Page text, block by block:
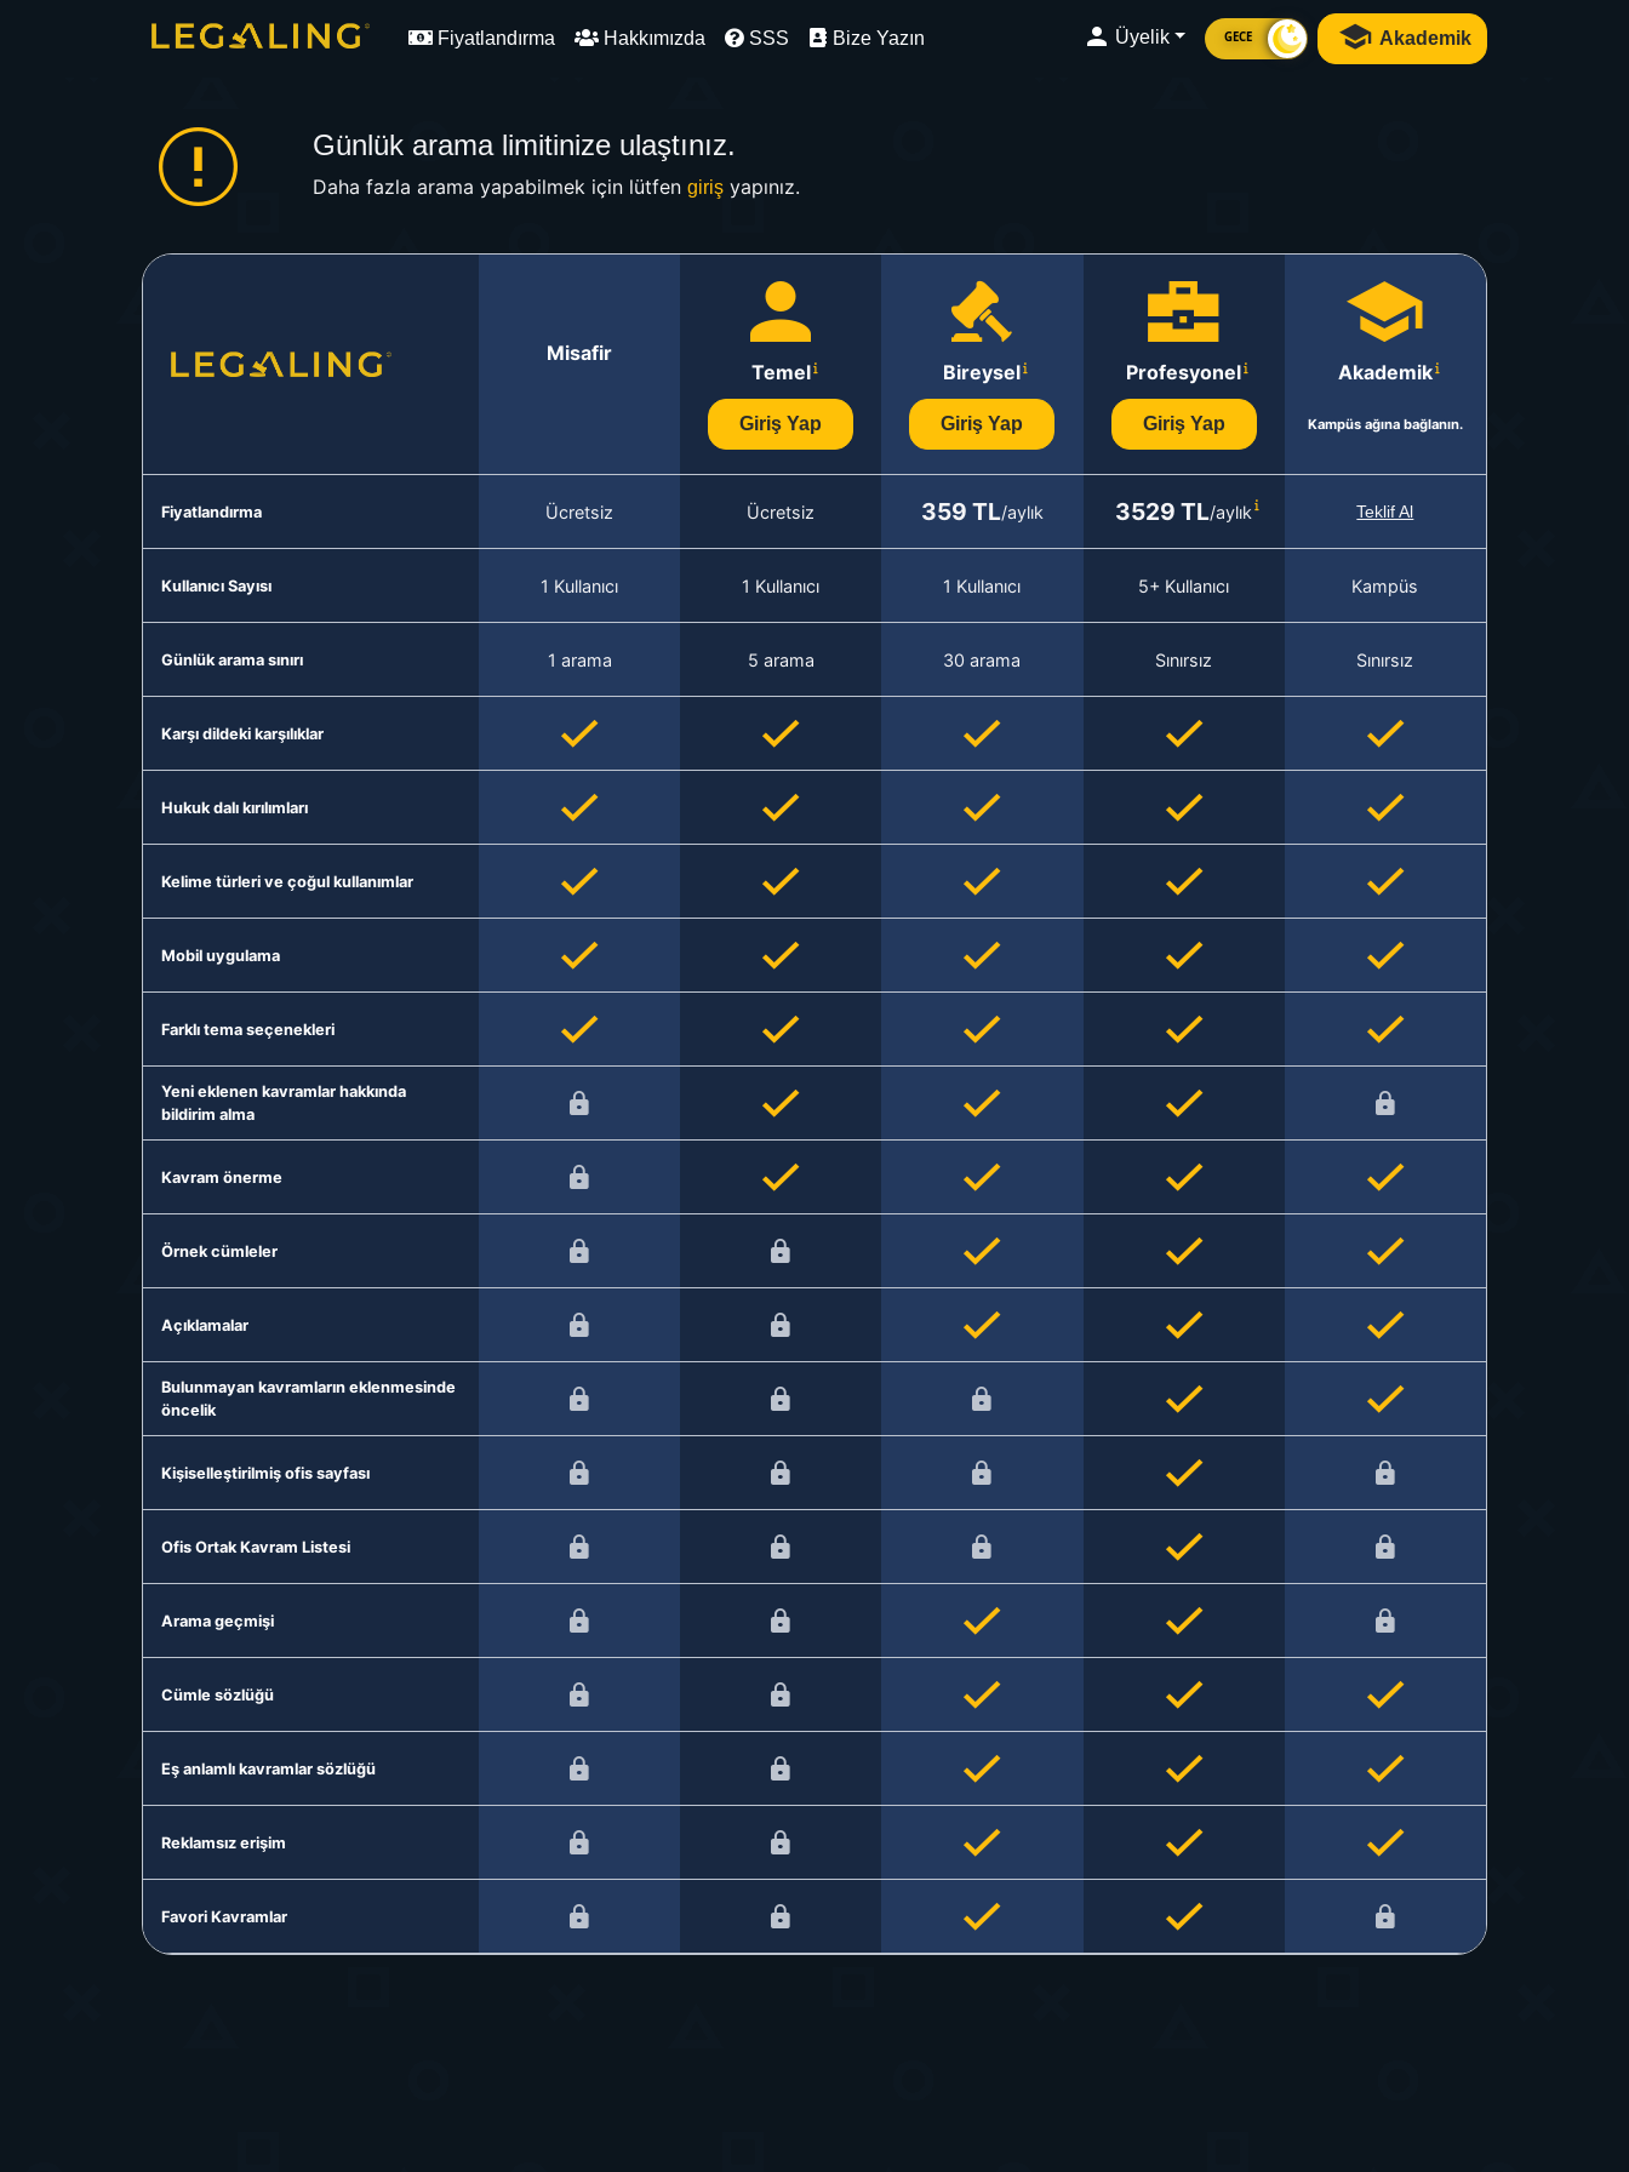
Fiyatlandırma Hakkımızda SSS Bize Yazın Üyelik GECE Akademik
Günlük arama limitinize ulaştınız.
Daha fazla arama yapabilmek için lütfen girişyapınız.
Misafir
Temel
Giriş Yap
Bireysel
Giriş Yap
Profesyonel
Giriş Yap
Akademik
Kampüs ağına bağlanın.
Fiyatlandırma Ücretsiz Ücretsiz 359 TL/aylık 3529 TL/aylık Teklif Al
Kullanıcı Sayısı 1 Kullanıcı 1 Kullanıcı 1 Kullanıcı 5+ Kullanıcı Kampüs
Günlük arama sınırı 1 arama 5 arama 30 arama Sınırsız Sınırsız
Karşı dildeki karşılıklar
Hukuk dalı kırılımları
Kelime türleri ve çoğul kullanımlar
Mobil uygulama
Farklı tema seçenekleri
Yeni eklenen kavramlar hakkında
bildirim alma
Kavram önerme
Örnek cümleler
Açıklamalar
Bulunmayan kavramların eklenmesinde
öncelik
Kişiselleştirilmiş ofis sayfası
Ofis Ortak Kavram Listesi
Arama geçmişi
Cümle sözlüğü
Eş anlamlı kavramlar sözlüğü
Reklamsız erişim
Favori Kavramlar